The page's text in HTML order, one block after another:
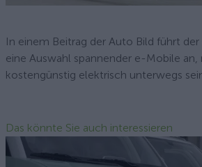
In einem Beitrag der Auto Bild führt der
eine Auswahl spannender e-Mobile
kostengünstig elektrisch unterwegs
Das könnte Sie auch interessieren